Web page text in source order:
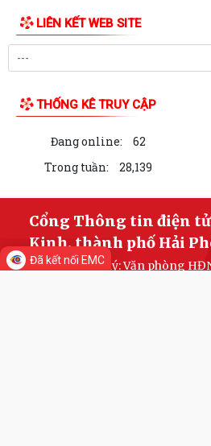
lĩnh vực đất đai thuộc phạm vi...
Quyết định về việc phê duyệt quy trình
chính thuộc phạm vi chức năng...
Quyết định về việc ủy quyền thực hiện
lĩnh vực đất đai và trình tự,...
Phường Dương Kinh tham dự hội nghị
xây dựng cơ sở dữ liệu đất đai
Đảng ủy phường Dương Kinh tổ chức
Đã kết nối EMC